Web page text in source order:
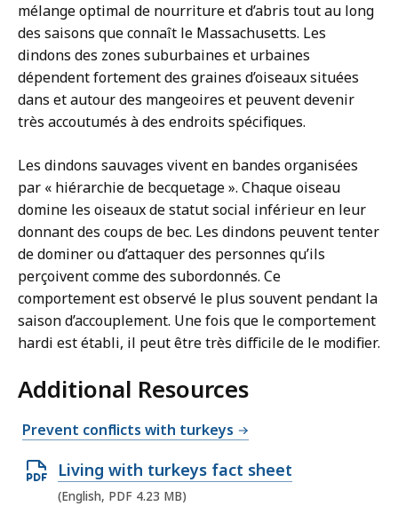
mélange optimal de nourriture et d’abris tout au long
des saisons que connaît le Massachusetts. Les
dindons des zones suburbaines et urbaines
dépendent fortement des graines d’oiseaux situées
dans et autour des mangeoires et peuvent devenir
très accoutumés à des endroits spécifiques.
Les dindons sauvages vivent en bandes organisées
par « hiérarchie de becquetage ». Chaque oiseau
domine les oiseaux de statut social inférieur en leur
donnant des coups de bec. Les dindons peuvent tenter
de dominer ou d’attaquer des personnes qu’ils
perçoivent comme des subordonnés. Ce
comportement est observé le plus souvent pendant la
saison d’accouplement. Une fois que le comportement
hardi est établi, il peut être très difficile de le modifier.
Additional Resources
Prevent conflicts with turkeys
O
p
Living with turkeys fact sheet
(English, PDF 4.23 MB)